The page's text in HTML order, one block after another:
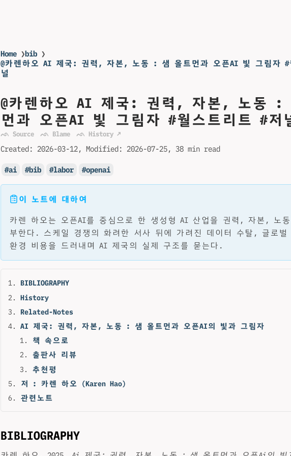
Home ❯bib ❯
@카렌하오 AI 제국: 권력, 자본, 노동 : 샘 올트먼과 오픈AI 빛 그림자 #
널
@카렌하오 AI 제국: 권력, 자본, 노동 :
먼과 오픈AI 빛 그림자 #월스트리트 #저
ᨒ Source ᨒ Blame ᨒ History ↗
Created: 2026-03-12 Modified: 2026-07-25 38 min read
ai bib labor openai
이 노트에 대하여
카렌 하오는 오픈AI를 중심으로 한 생성형 AI 산업을 권력, 자본, 노
부한다. 스케일 경쟁의 화려한 서사 뒤에 가려진 데이터 수탈, 글로벌
환경 비용을 드러내며 AI 제국의 실제 구조를 묻는다.
BIBLIOGRAPHY
History
Related-Notes
AI 제국: 권력, 자본, 노동 : 샘 올트먼과 오픈AI의 빛과 그림자
책 속으로
출판사 리뷰
추천평
저 : 카렌 하오 (Karen Hao)
관련노트
BIBLIOGRAPHY